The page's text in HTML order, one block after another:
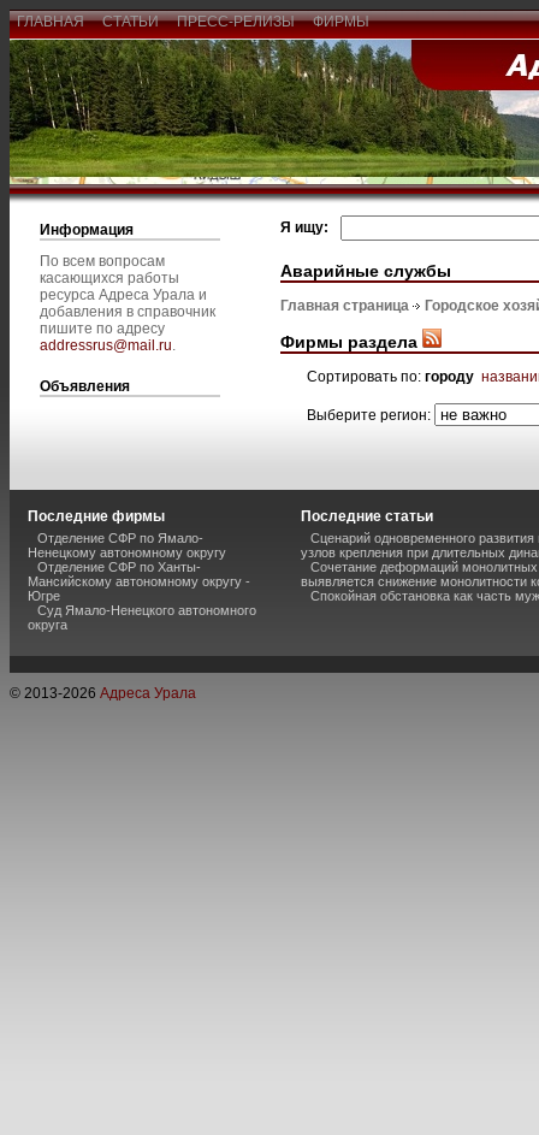
ГЛАВНАЯ СТАТЬИ ПРЕСС-РЕЛИЗЫ ФИРМЫ
Информация
По всем вопросам
касающихся работы
ресурса Адреса Урала и
добавления в справочник
пишите по адресу
addressrus@mail.ru.
Объявления
Я ищу:
Аварийные службы
Главная страница Городское
Фирмы раздела
Сортировать по: городу
Выберите регион:
Последние фирмы
Отделение СФР по Ямало-
Ненецкому автономному округу
Отделение СФР по Ханты-
Мансийскому автономному округу -
Югре
Суд Ямало-Ненецкого автономного
округа
Последние статьи
Сценарий одновременного
узлов крепления при длительных
Сочетание деформаций монолитных
выявляется снижение монолитности
Спокойная обстановка как часть
© 2013-2026 Адреса Урала